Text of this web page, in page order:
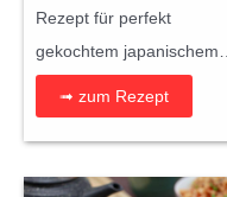
Rezept für perfekt
gekochtem japanischem…
➟ zum Rezept